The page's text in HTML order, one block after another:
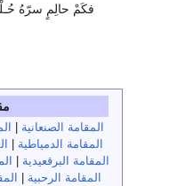
فكَمْ حالِمٍ سرّهُ
المقامة الصنعانية
المقامة الدمياطية
المقامة البرقعيدية
المقامة الرحبية